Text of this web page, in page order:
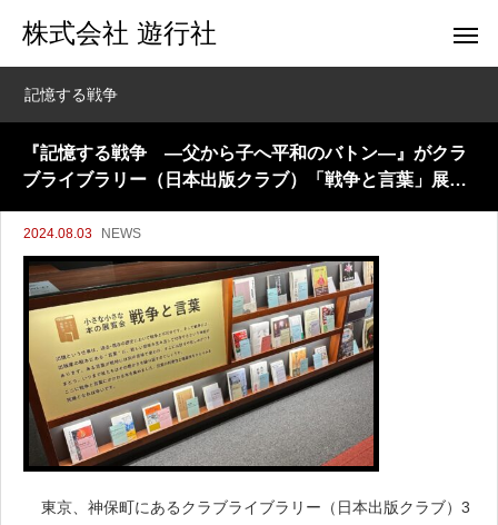
株式会社 遊行社
記憶する戦争
『記憶する戦争 ―父から子へ平和のバトン―』がクラ
ブライブラリー（日本出版クラブ）「戦争と言葉」展に
2024.08.03 NEWS
東京、神保町にあるクラブライブラリー（日本出版クラブ）3